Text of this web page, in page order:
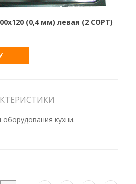
(0,4 мм) левая (2 СОРТ)
оборудования кухни.